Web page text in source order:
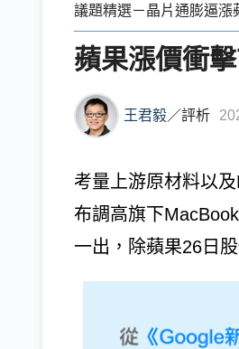
議題精選－晶片通膨逼漲
蘋果漲價衝
王君毅／評析
考量上游原材料以
布調高旗下
一出，除蘋果26日